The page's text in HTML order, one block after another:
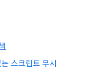
스크립트 무시